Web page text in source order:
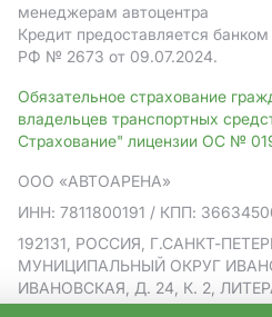
менеджерам автоцентра
Кредит предоставляется
РФ № 2673 от 09.07.2024.
Обязательное страхование
владельцев транспортных
Страхование" лицензии ОС №
ООО «АВТОАРЕНА»
ИНН: 7811800191 / КПП:
192131, РОССИЯ, Г.САНКТ-
МУНИЦИПАЛЬНЫЙ ОКРУГ
ИВАНОВСКАЯ, Д. 24, К. 2,